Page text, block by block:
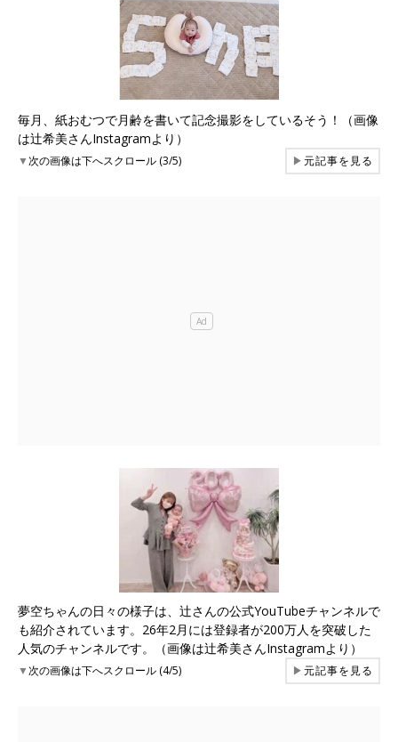
毎月、紙おむつで月齢を書いて記念撮影をしているそう！（画像
は辻希美さんInstagramより）
▼次の画像は下へスクロール (3/5) ▶元記事を見る
夢空ちゃんの日々の様子は、辻さんの公式YouTubeチャンネルで
も紹介されています。26年2月には登録者が200万人を突破した
人気のチャンネルです。（画像は辻希美さんInstagramより）
▼次の画像は下へスクロール (4/5) ▶元記事を見る